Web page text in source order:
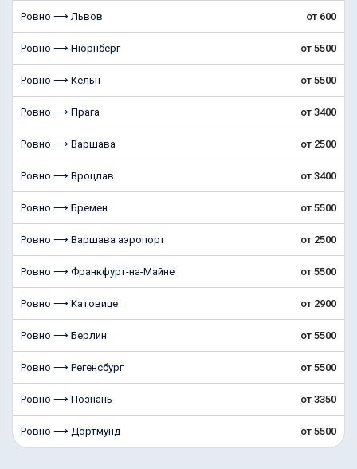
Ровно ⟶ Львов от 600
Ровно ⟶ Нюрнберг от 5500
Ровно ⟶ Кельн от 5500
Ровно ⟶ Прага от 3400
Ровно ⟶ Варшава от 2500
Ровно ⟶ Вроцлав от 3400
Ровно ⟶ Бремен от 5500
Ровно ⟶ Варшава аэропорт от 2500
Ровно ⟶ Франкфурт-на-Майне от 5500
Ровно ⟶ Катовице от 2900
Ровно ⟶ Берлин от 5500
Ровно ⟶ Регенсбург от 5500
Ровно ⟶ Познань от 3350
Ровно ⟶ Дортмунд от 5500